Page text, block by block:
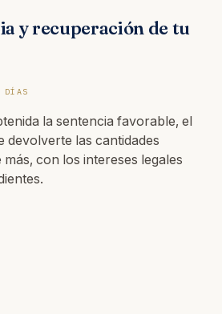
y recuperación de tu
DÍAS
la sentencia favorable, el
devolverte las cantidades
más, con los intereses legales